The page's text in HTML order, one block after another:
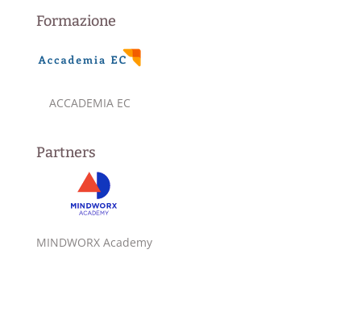
Formazione
ACCADEMIA EC
Partners
MINDWORX Academy